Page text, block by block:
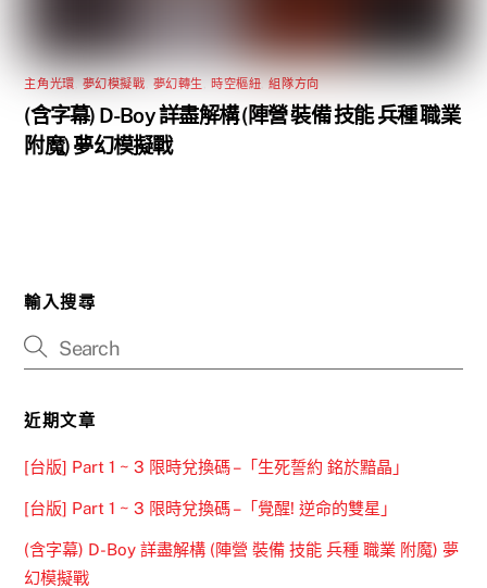
主角光環 夢幻模擬戰 夢幻轉生 ,時空樞紐 ,組隊方向
(含字幕) D-Boy 詳盡解構 (陣營 裝備 技能 兵種 職業
附魔) 夢幻模擬戰
輸入搜尋
近期文章
[台版] Part 1 ~ 3 限時兌換碼 –「生死誓約 銘於黯晶」
[台版] Part 1 ~ 3 限時兌換碼 –「覺醒! 逆命的雙星」
(含字幕) D-Boy 詳盡解構 (陣營 裝備 技能 兵種 職業 附魔) 夢
幻模擬戰